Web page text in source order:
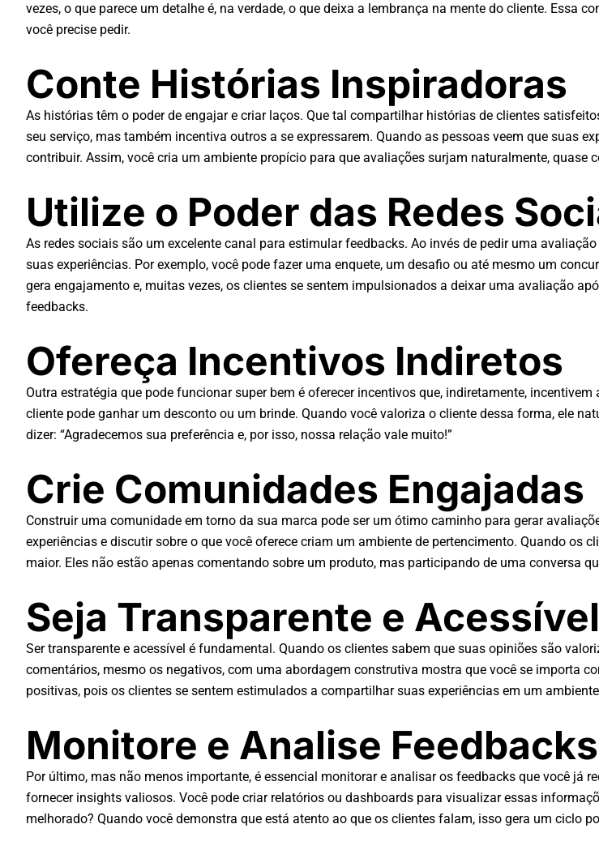
vezes, o que parece um detalhe é, na verdade, o que deixa a lembrança na mente do cliente. Essa
você precise pedir.
Conte Histórias Inspiradoras
As histórias têm o poder de engajar e criar laços. Que tal compartilhar histórias de clientes
seu serviço, mas também incentiva outros a se expressarem. Quando as pessoas veem que suas
contribuir. Assim, você cria um ambiente propício para que avaliações surjam naturalmente, quase
Utilize o Poder das Redes
As redes sociais são um excelente canal para estimular feedbacks. Ao invés de pedir uma
suas experiências. Por exemplo, você pode fazer uma enquete, um desafio ou até mesmo um
gera engajamento e, muitas vezes, os clientes se sentem impulsionados a deixar uma avaliação
feedbacks.
Ofereça Incentivos Indiretos
Outra estratégia que pode funcionar super bem é oferecer incentivos que, indiretamente,
cliente pode ganhar um desconto ou um brinde. Quando você valoriza o cliente dessa forma, ele
dizer: “Agradecemos sua preferência e, por isso, nossa relação vale muito!”
Crie Comunidades Engajadas
Construir uma comunidade em torno da sua marca pode ser um ótimo caminho para gerar
experiências e discutir sobre o que você oferece criam um ambiente de pertencimento. Quando os
maior. Eles não estão apenas comentando sobre um produto, mas participando de uma conversa
Seja Transparente e Acessível
Ser transparente e acessível é fundamental. Quando os clientes sabem que suas opiniões são
comentários, mesmo os negativos, com uma abordagem construtiva mostra que você se importa
positivas, pois os clientes se sentem estimulados a compartilhar suas experiências em um
Monitore e Analise Feedbacks
Por último, mas não menos importante, é essencial monitorar e analisar os feedbacks que você já
fornecer insights valiosos. Você pode criar relatórios ou dashboards para visualizar essas
melhorado? Quando você demonstra que está atento ao que os clientes falam, isso gera um ciclo